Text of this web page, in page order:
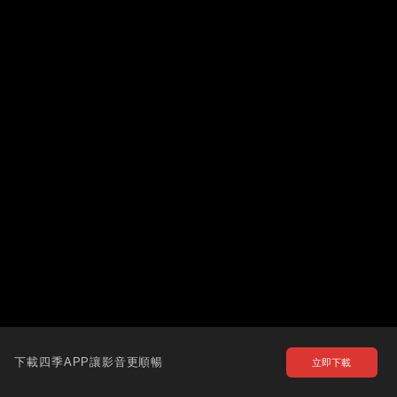
下載四季APP讓影音更順暢 立即下載